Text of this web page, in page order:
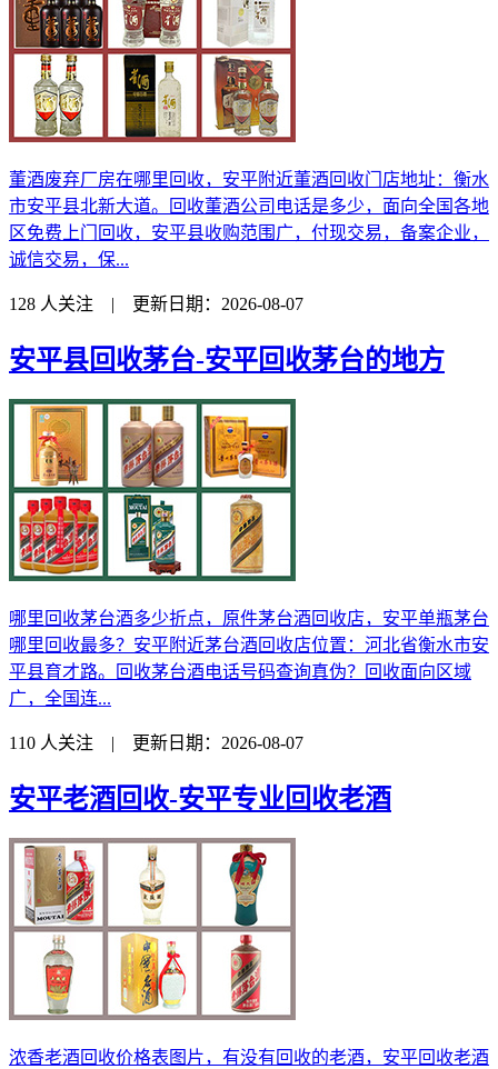
董酒废弃厂房在哪里回收，安平附近董酒回收门店地址：衡水
市安平县北新大道。回收董酒公司电话是多少，面向全国各地
区免费上门回收，安平县收购范围广，付现交易，备案企业，
诚信交易，保...
128 人关注 | 更新日期：2026-08-07
安平县回收茅台-安平回收茅台的地方
哪里回收茅台酒多少折点，原件茅台酒回收店，安平单瓶茅台
哪里回收最多？安平附近茅台酒回收店位置：河北省衡水市安
平县育才路。回收茅台酒电话号码查询真伪？回收面向区域
广，全国连...
110 人关注 | 更新日期：2026-08-07
安平老酒回收-安平专业回收老酒
浓香老酒回收价格表图片，有没有回收的老酒，安平回收老酒